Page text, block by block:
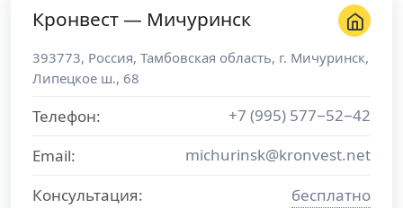
Кронвест — Мичуринск
393773, Россия, Тамбовская область, г. Мичуринск,
Липецкое ш., 68
Телефон:
+7 (995) 577−52−42
Email:
michurinsk@kronvest.net
Консультация:
бесплатно